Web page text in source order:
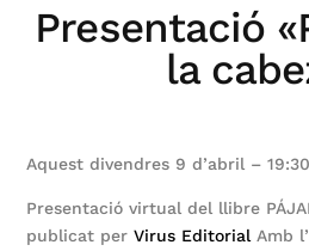
Presentació
la
Aquest divendres 9 d’abril –
Presentació virtual del llibre
publicat perVirus Editorial Amb